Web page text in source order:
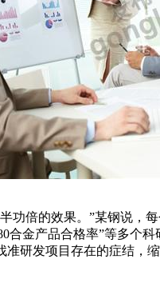
功倍的效果。”某钢说，
合金产品合格率”等多个
准研发项目存在的症结，